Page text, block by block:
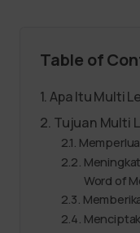
Table of
Apa Itu Multi
Tujuan Multi
Word of